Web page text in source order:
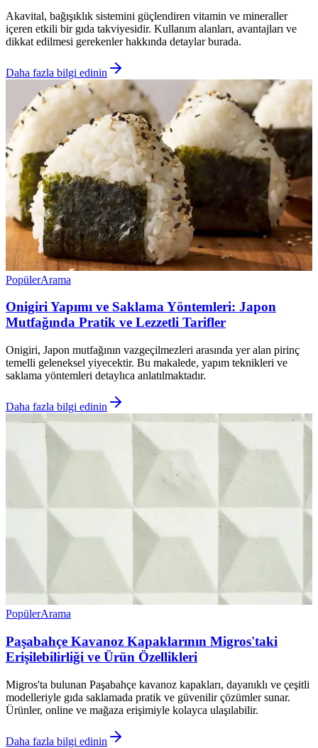
Akavital, bağışıklık sistemini güçlendiren vitamin ve mineraller
içeren etkili bir gıda takviyesidir. Kullanım alanları, avantajları ve
dikkat edilmesi gerekenler hakkında detaylar burada.
Daha fazla bilgi edinin
PopülerArama
Onigiri Yapımı ve Saklama Yöntemleri: Japon
Mutfağında Pratik ve Lezzetli Tarifler
Onigiri, Japon mutfağının vazgeçilmezleri arasında yer alan pirinç
temelli geleneksel yiyecektir. Bu makalede, yapım teknikleri ve
saklama yöntemleri detaylıca anlatılmaktadır.
Daha fazla bilgi edinin
PopülerArama
Paşabahçe Kavanoz Kapaklarının Migros'taki
Erişilebilirliği ve Ürün Özellikleri
Migros'ta bulunan Paşabahçe kavanoz kapakları, dayanıklı ve çeşitli
modelleriyle gıda saklamada pratik ve güvenilir çözümler sunar.
Ürünler, online ve mağaza erişimiyle kolayca ulaşılabilir.
Daha fazla bilgi edinin